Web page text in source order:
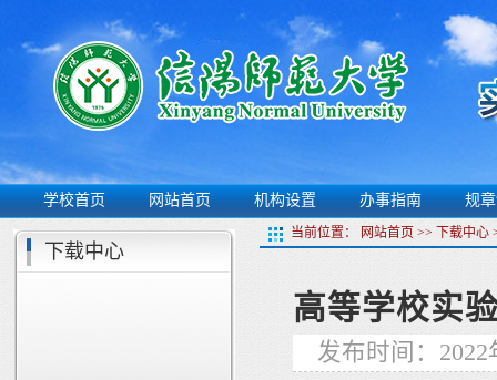
学校首页 网站首页 机构设置 办事指南 规
下载中心
当前位置： 网站首页 >> 下载中心
高等学校实
发布时间：